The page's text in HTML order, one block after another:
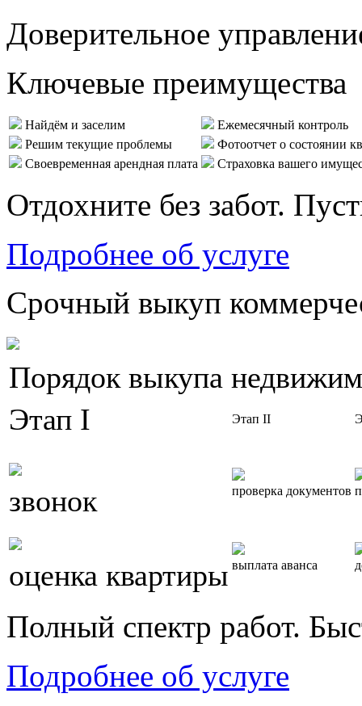
Доверительное
Ключевые преимущества
Найдём и заселим
Ежемесячный контроль
Решим текущие проблемы
Фотоотчет о состоянии
Своевременная арендная плата
Страховка вашего
Отдохните без забот.
Подробнее об услуге
Срочный выкуп
Порядок выкупа
Этап I
Этап II
звонок проверка документов
оценка квартиры выплата аванса
Полный спектр работ.
Подробнее об услуге